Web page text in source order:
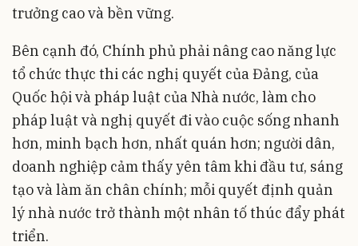
trưởng cao và bền vững.
Bên cạnh đó, Chính phủ phải nâng cao năng lực
tổ chức thực thi các nghị quyết của Đảng, của
Quốc hội và pháp luật của Nhà nước, làm cho
pháp luật và nghị quyết đi vào cuộc sống nhanh
hơn, minh bạch hơn, nhất quán hơn; người dân,
doanh nghiệp cảm thấy yên tâm khi đầu tư, sáng
tạo và làm ăn chân chính; mỗi quyết định quản
lý nhà nước trở thành một nhân tố thúc đẩy phát
triển.